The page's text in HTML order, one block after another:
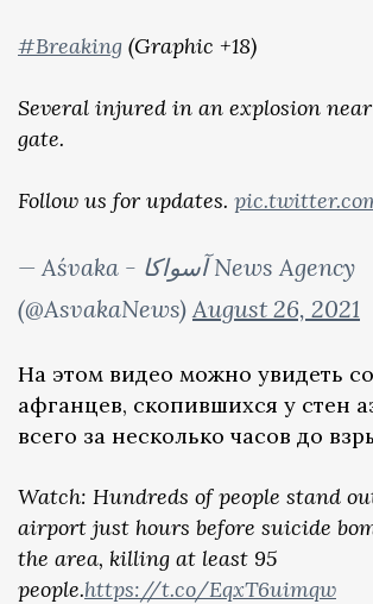
#Breaking (Graphic +18)
Several injured in an explosion
gate.
Follow us for updates.
— Aśvaka - آسواکا News Agency
(@AsvakaNews) August 26, 2021
На этом видео можно увидеть
афганцев, скопившихся у стен
всего за несколько часов до
Watch: Hundreds of people stand
airport just hours before suicide
the area, killing at least 95
people.https://t.co/EqxT6uimqw